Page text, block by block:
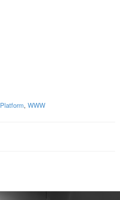
Platform, WWW